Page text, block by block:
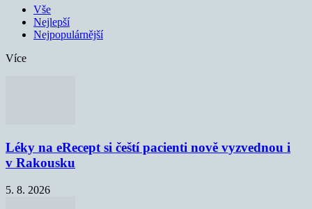
Vše
Nejlepší
Nejpopulárnější
Více
Léky na eRecept si čeští pacienti nově vyzvednou i
v Rakousku
5. 8. 2026